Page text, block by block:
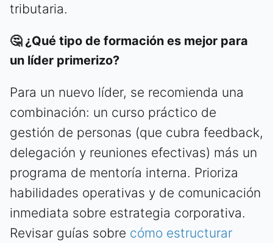
tributaria.
🤔 ¿Qué tipo de formación es mejor para
un líder primerizo?
Para un nuevo líder, se recomienda una
combinación: un curso práctico de
gestión de personas (que cubra feedback,
delegación y reuniones efectivas) más un
programa de mentoría interna. Prioriza
habilidades operativas y de comunicación
inmediata sobre estrategia corporativa.
Revisar guías sobre cómo estructurar